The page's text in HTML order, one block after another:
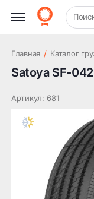
+7 (831) 261-35-
Главная / Каталог
Satoya SF-
Артикул: 681